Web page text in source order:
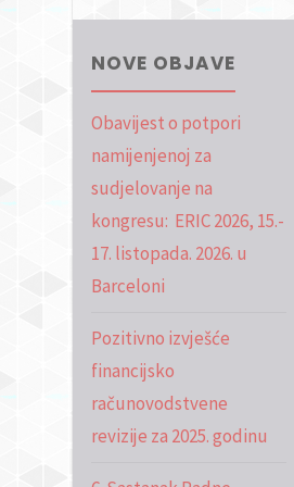
NOVE OBJAVE
Obavijest o potpori
namijenjenoj za
sudjelovanje na
kongresu: ERIC 2026, 15.-
17. listopada. 2026. u
Barceloni
Pozitivno izvješće
financijsko
računovodstvene
revizije za 2025. godinu